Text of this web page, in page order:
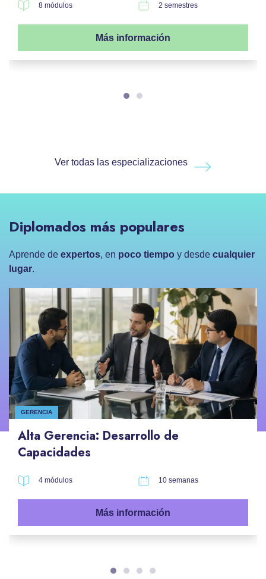
8 módulos 2 semestres
Más información
Ver todas las especializaciones
Diplomados más populares
Aprende de expertos, en poco tiempo y desde cualquier
lugar.
GERENCIA
Alta Gerencia: Desarrollo de
Capacidades
4 módulos 10 semanas
Más información